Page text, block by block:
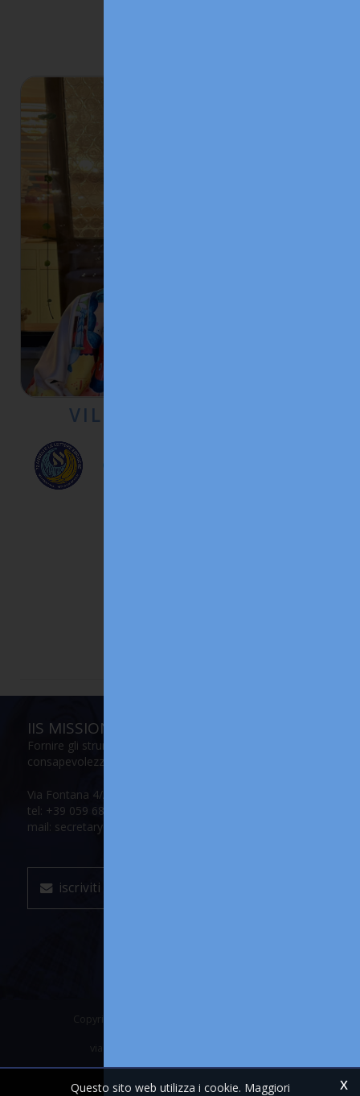
VILLA CLEMENCE IDA
IIS MISSION
Fornire gli strumenti per accrescere la propria
consapevolezza e il proprio potenziale
Via Fontana 4/A, 41012 Carpi (Modena)
tel: +39 059 686147
mail: secretary@internationalinitiationschool.com
iscriviti alla mailing list
Copyright © 2018-2026 International Initiation
x
Questo sito web utilizza i cookie. Maggiori